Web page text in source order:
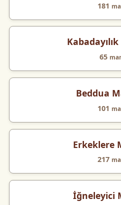
181
65
Beddua
101
Erkeklere
217
İğneleyici